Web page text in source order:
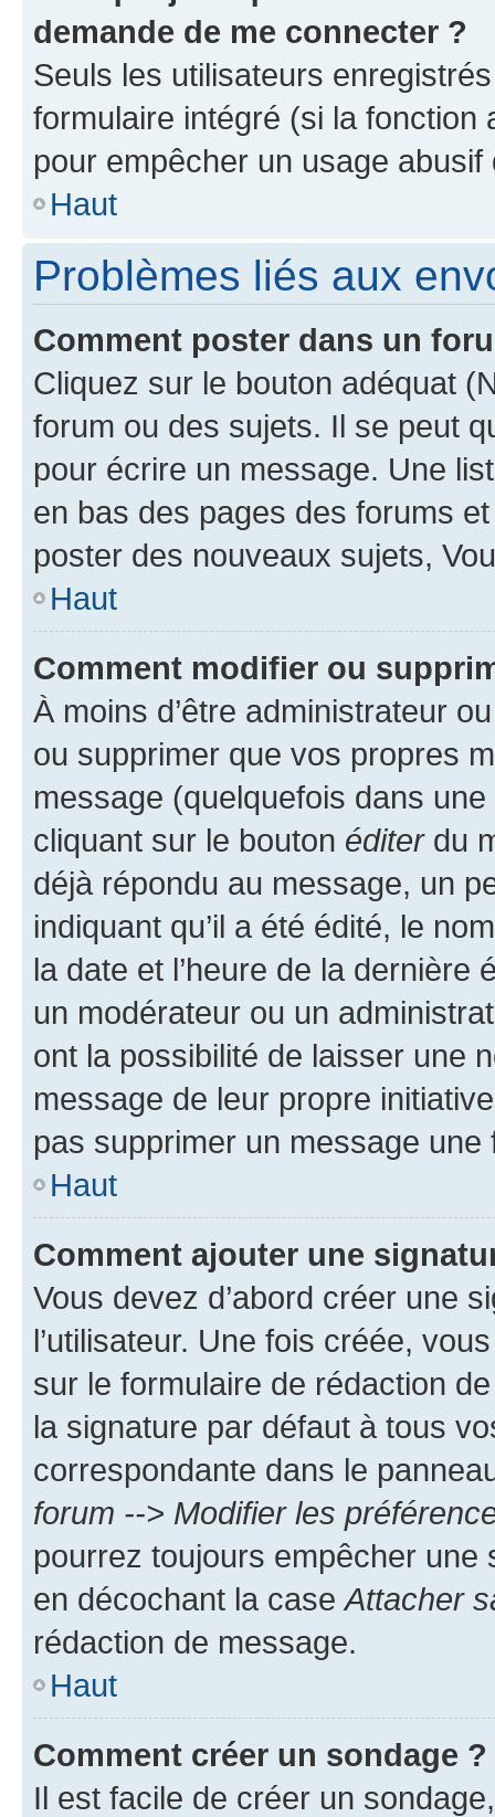
demande de me connecter ?
Seuls les utilisateurs
formulaire intégré (si la fonction
pour empêcher un usage
Haut
Problèmes liés aux
Comment poster dans un
Cliquez sur le bouton adéquat
forum ou des sujets. Il se peut
pour écrire un message. Une
en bas des pages des forums
poster des nouveaux sujets,
Haut
Comment modifier ou
À moins d’être administrateur
ou supprimer que vos propres
message (quelquefois dans
cliquant sur le bouton éditerdu
déjà répondu au message, un
indiquant qu’il a été édité, le
la date et l’heure de la dernière
un modérateur ou un
ont la possibilité de laisser une
message de leur propre
pas supprimer un message une
Haut
Comment ajouter une
Vous devez d’abord créer une
l’utilisateur. Une fois créée,
sur le formulaire de rédaction
la signature par défaut à tous
correspondante dans le
forum --> Modifier les
pourrez toujours empêcher une
en décochant la caseAttacher
rédaction de message.
Haut
Comment créer un sondage ?
Il est facile de créer un